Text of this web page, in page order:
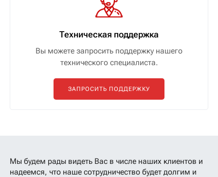
Техническая поддержка
Вы можете запросить поддержку нашего
технического специалиста.
ЗАПРОСИТЬ ПОДДЕРЖКУ
Мы будем рады видеть Вас в числе наших клиентов и
надеемся, что наше сотрудничество будет долгим и